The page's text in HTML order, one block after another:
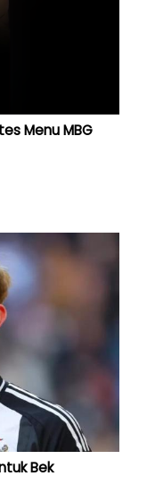
Menu MBG
Bek